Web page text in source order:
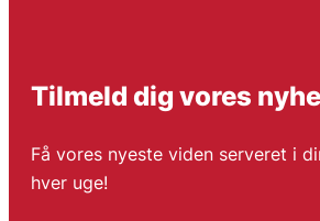
Tilmeld dig vores
Få vores nyeste viden serveret i
hver uge!